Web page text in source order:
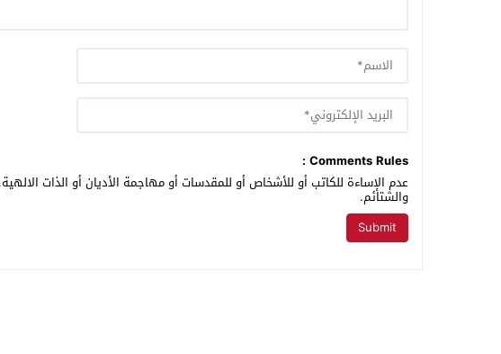
Comments Rules :
عدم الإساءة للكاتب أو للأشخاص أو للمقدسات أو مهاجمة الأديان أو الذات
والشتائم.